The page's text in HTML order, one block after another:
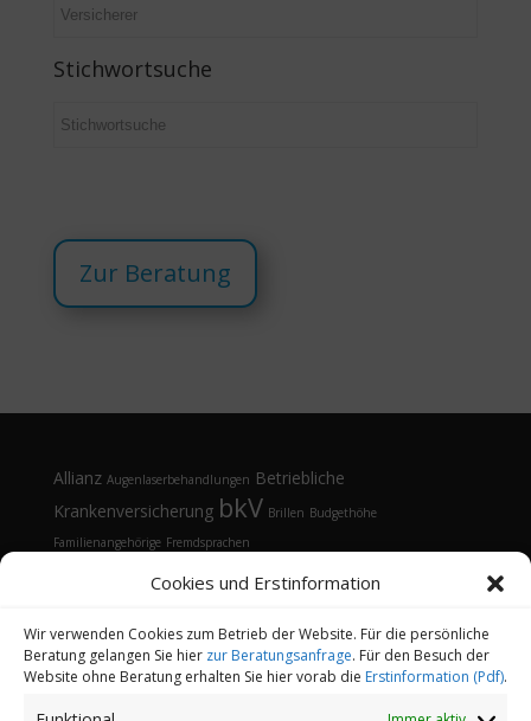
Cookies und Erstinformation
Wir verwenden Cookies zum Betrieb der Website. Für die persönliche
Beratung gelangen Sie hier zur Beratungsanfrage. Für den Besuch der
Website ohne Beratung erhalten Sie hier vorab die Erstinformation (Pdf).
Stichwortsuche
Zur Beratung
Allianz Augenlaserbehandlungen Betriebliche
Krankenversicherung bkV Brillen Budgethöhe
Familienangehörige Fremdsprachen
Gesundheitsmanagement
Sonnenbrille Tarifvergleich Vorsorgeuntersuchungen Vorteile
Öffnungsfenster